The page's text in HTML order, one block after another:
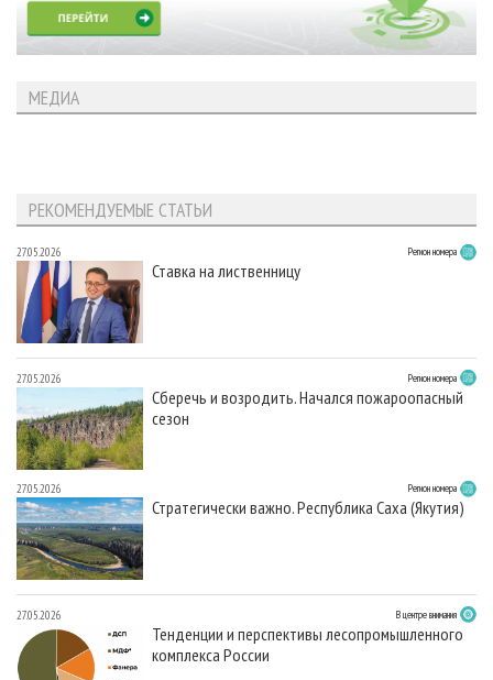
МЕДИА
РЕКОМЕНДУЕМЫЕ СТАТЬИ
27.05.2026 Регион номера
Ставка на лиственницу
27.05.2026 Регион номера
Сберечь и возродить. Начался пожароопасный
сезон
27.05.2026 Регион номера
Стратегически важно. Республика Саха (Якутия)
27.05.2026 В центре внимания
Тенденции и перспективы лесопромышленного
комплекса России